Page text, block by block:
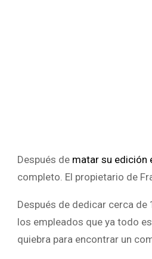
Después de matar su edición
completo. El propietario de
Después de dedicar cerca
los empleados que ya todo
quiebra para encontrar un